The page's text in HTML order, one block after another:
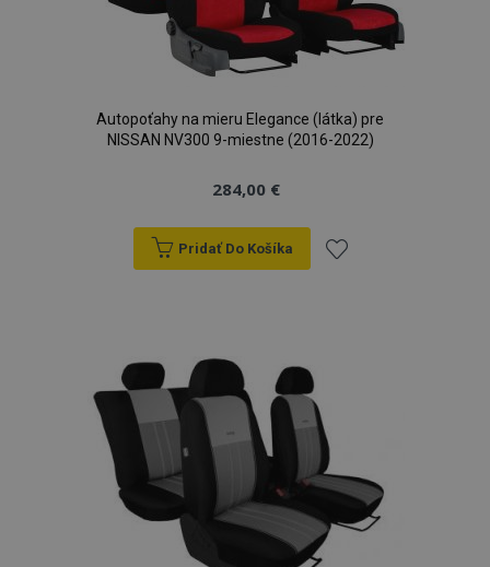
Autopoťahy na mieru Elegance (látka) pre
NISSAN NV300 9-miestne (2016-2022)
284,00 €
Pridať Do Košíka
prianí